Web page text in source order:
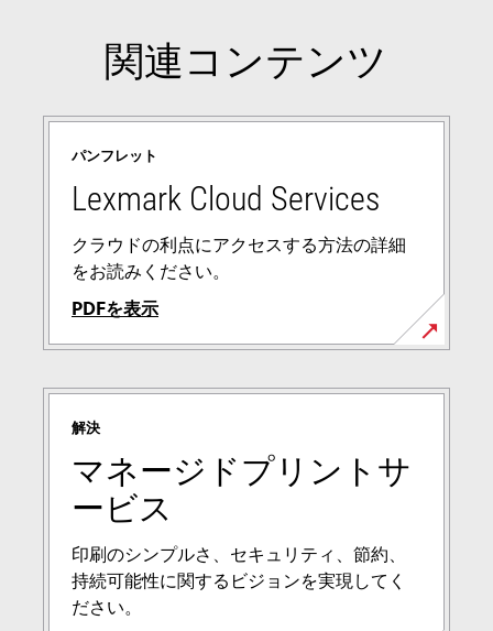
関連コンテンツ
パンフレット
Lexmark Cloud Services
クラウドの利点にアクセスする方法の詳細
をお読みください。
PDFを表示
新
し
解決
マネージドプリントサ
ービス
印刷のシンプルさ、セキュリティ、節約、
持続可能性に関するビジョンを実現してく
ださい。